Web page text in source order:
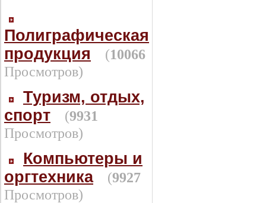
Полиграфическая
продукция
(10066
Просмотров)
Туризм, отдых,
спорт
(9931
Просмотров)
Компьютеры и
оргтехника
(9927
Просмотров)